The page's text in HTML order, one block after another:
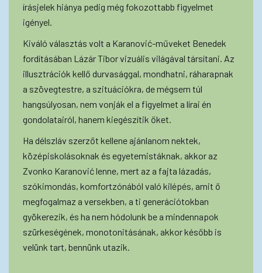
írásjelek hiánya pedig még fokozottabb figyelmet
igényel.
Kiváló választás volt a Karanović-műveket Benedek
fordításában Lázár Tibor vizuális világával társítani. Az
illusztrációk kellő durvasággal, mondhatni, ráharapnak
a szövegtestre, a szituációkra, de mégsem túl
hangsúlyosan, nem vonják el a figyelmet a lírai én
gondolatairól, hanem kiegészítik őket.
Ha délszláv szerzőt kellene ajánlanom nektek,
középiskolásoknak és egyetemistáknak, akkor az
Zvonko Karanović lenne, mert az a fajta lázadás,
szókimondás, komfortzónából való kilépés, amit ő
megfogalmaz a versekben, a ti generációtokban
gyökerezik, és ha nem hódolunk be a mindennapok
szürkeségének, monotonitásának, akkor később is
velünk tart, bennünk utazik.